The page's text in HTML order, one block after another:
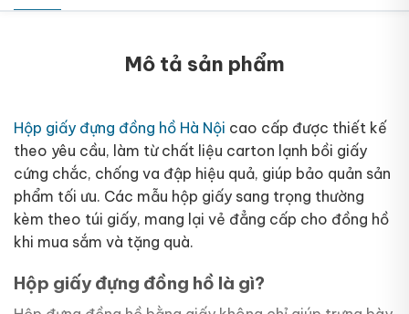
Mô tả sản phẩm
Hộp giấy đựng đồng hồ Hà Nội cao cấp được thiết kế
theo yêu cầu, làm từ chất liệu carton lạnh bồi giấy
cứng chắc, chống va đập hiệu quả, giúp bảo quản sản
phẩm tối ưu. Các mẫu hộp giấy sang trọng thường
kèm theo túi giấy, mang lại vẻ đẳng cấp cho đồng hồ
khi mua sắm và tặng quà.
Hộp giấy đựng đồng hồ là gì?